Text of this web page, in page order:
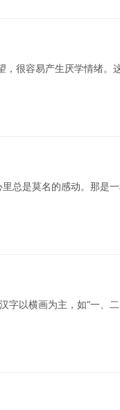
，很容易产生厌学情绪。
总是莫名的感动。那是
以横画为主，如“一、二